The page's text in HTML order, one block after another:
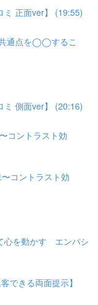
ミ 正面ver】 (19:55)
通点を◯◯するこ
ミ 側面ver】 (20:16)
コントラスト効
コントラスト効
心を動かす エンパシ
できる両面提示】